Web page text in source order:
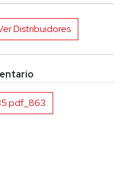
Distribuidores